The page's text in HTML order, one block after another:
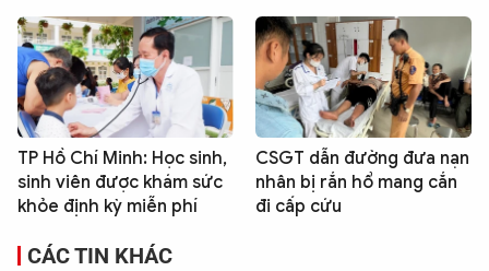
TP Hồ Chí Minh: Học sinh,
sinh viên được khám sức
khỏe định kỳ miễn phí
CSGT dẫn đường đưa nạn
nhân bị rắn hổ mang cắn
đi cấp cứu
CÁC TIN KHÁC